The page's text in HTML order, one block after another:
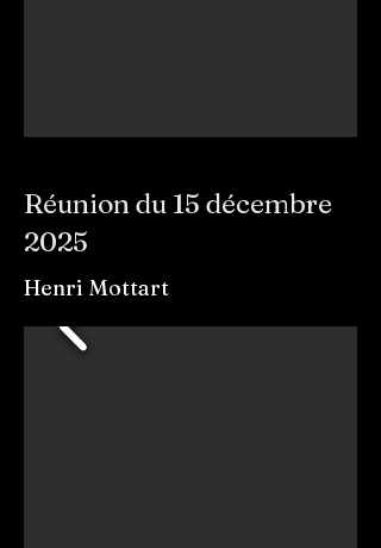
Réunion du 15 décembre
2025
Henri Mottart